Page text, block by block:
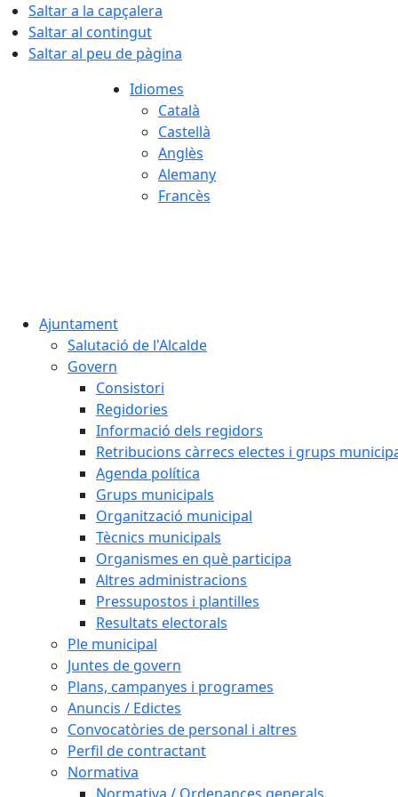
Saltar a la capçalera
Saltar al contingut
Saltar al peu de pàgina
Idiomes
Català
Castellà
Anglès
Alemany
Francès
Ajuntament
Salutació de l'Alcalde
Govern
Consistori
Regidories
Informació dels regidors
Retribucions càrrecs electes i grups
Agenda política
Grups municipals
Organització municipal
Tècnics municipals
Organismes en què participa
Altres administracions
Pressupostos i plantilles
Resultats electorals
Ple municipal
Juntes de govern
Plans, campanyes i programes
Anuncis / Edictes
Convocatòries de personal i altres
Perfil de contractant
Normativa